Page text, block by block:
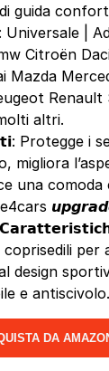
guida
Universale |
Citroën
Mazda
Renault
altri.
Protegge i
migliora
una comoda
coprisedili per
design
e antiscivolo.
DA